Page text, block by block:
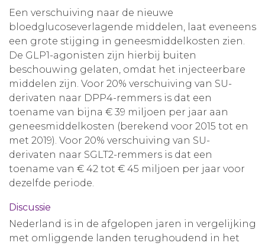
Een verschuiving naar de nieuwe
bloedglucoseverlagende middelen, laat eveneens
een grote stijging in geneesmiddelkosten zien.
De GLP1-agonisten zijn hierbij buiten
beschouwing gelaten, omdat het injecteerbare
middelen zijn. Voor 20% verschuiving van SU-
derivaten naar DPP4-remmers is dat een
toename van bijna € 39 miljoen per jaar aan
geneesmiddelkosten (berekend voor 2015 tot en
met 2019). Voor 20% verschuiving van SU-
derivaten naar SGLT2-remmers is dat een
toename van € 42 tot € 45 miljoen per jaar voor
dezelfde periode.
Discussie
Nederland is in de afgelopen jaren in vergelijking
met omliggende landen terughoudend in het